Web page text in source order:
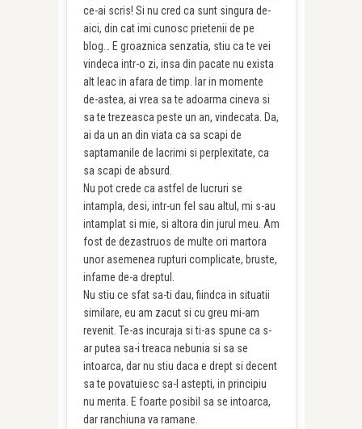
ce-ai scris! Si nu cred ca sunt singura de-
aici, din cat imi cunosc prietenii de pe
blog… E groaznica senzatia, stiu ca te vei
vindeca intr-o zi, insa din pacate nu exista
alt leac in afara de timp. Iar in momente
de-astea, ai vrea sa te adoarma cineva si
sa te trezeasca peste un an, vindecata. Da,
ai da un an din viata ca sa scapi de
saptamanile de lacrimi si perplexitate, ca
sa scapi de absurd.
Nu pot crede ca astfel de lucruri se
intampla, desi, intr-un fel sau altul, mi s-au
intamplat si mie, si altora din jurul meu. Am
fost de dezastruos de multe ori martora
unor asemenea rupturi complicate, bruste,
infame de-a dreptul.
Nu stiu ce sfat sa-ti dau, fiindca in situatii
similare, eu am zacut si cu greu mi-am
revenit. Te-as incuraja si ti-as spune ca s-
ar putea sa-i treaca nebunia si sa se
intoarca, dar nu stiu daca e drept si decent
sa te povatuiesc sa-l astepti, in principiu
nu merita. E foarte posibil sa se intoarca,
dar ranchiuna va ramane.